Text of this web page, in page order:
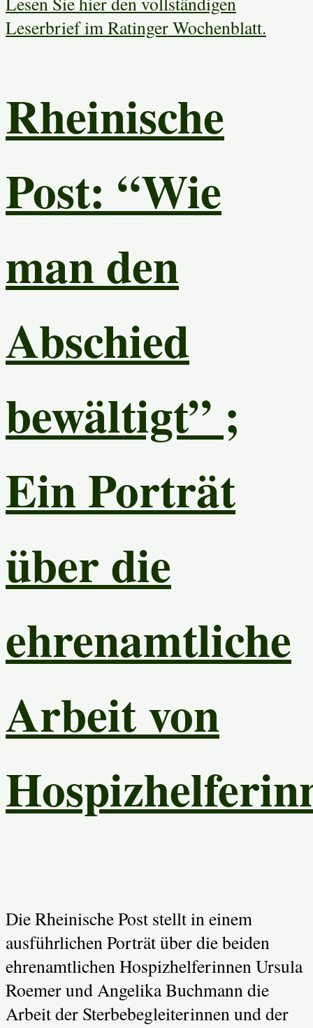
Leserbrief im Ratinger Wochenblatt.
Rheinische
Post: “Wie
man den
Abschied
bewältigt” ;
Ein Porträt
über die
ehrenamtliche
Arbeit von
Die Rheinische Post stellt in einem
ausführlichen Porträt über die beiden
ehrenamtlichen Hospizhelferinnen Ursula
Roemer und Angelika Buchmann die
Arbeit der Sterbebegleiterinnen und der